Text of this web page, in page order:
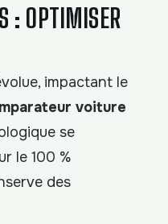
: OPTIMISER
impactant le
voiture
se
le 100 %
des